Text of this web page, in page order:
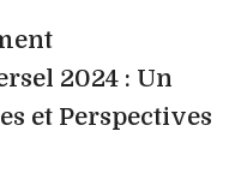
2024 : Un
et Perspectives